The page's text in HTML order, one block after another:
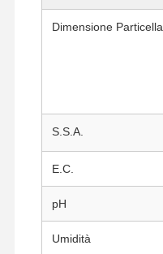
Dimensione Particella
S.S.A.
E.C.
pH
Umidità